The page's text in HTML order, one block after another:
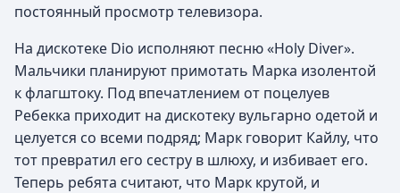
постоянный просмотр телевизора.
На дискотеке Dio исполняют песню «Holy Diver».
Мальчики планируют примотать Марка изолентой
к флагштоку. Под впечатлением от поцелуев
Ребекка приходит на дискотеку вульгарно одетой и
целуется со всеми подряд; Марк говорит Кайлу, что
тот превратил его сестру в шлюху, и избивает его.
Теперь ребята считают, что Марк крутой, и